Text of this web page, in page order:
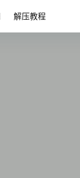
解压教程